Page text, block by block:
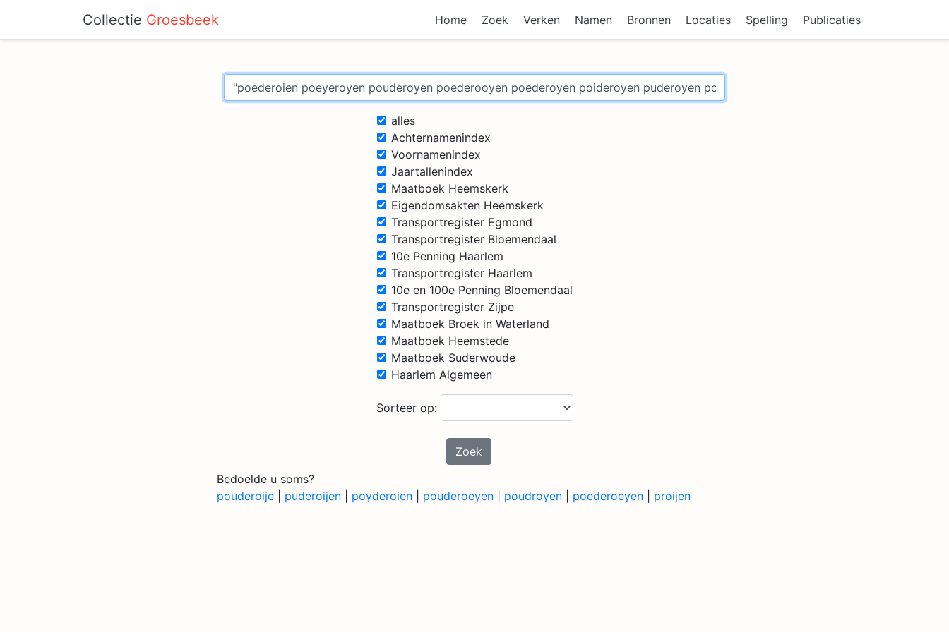
Collectie Groesbeek Home Zoek Verken Namen Bronnen Locaties Spelling Publicaties
alles
Achternamenindex
Voornamenindex
Jaartallenindex
Maatboek Heemskerk
Eigendomsakten Heemskerk
Transportregister Egmond
Transportregister Bloemendaal
10e Penning Haarlem
Transportregister Haarlem
10e en 100e Penning Bloemendaal
Transportregister Zijpe
Maatboek Broek in Waterland
Maatboek Heemstede
Maatboek Suderwoude
Haarlem Algemeen
Sorteer op:
Zoek
Bedoelde u soms?
pouderoije
puderoijen poyderoien pouderoeyen poudroyen poederoeyen proijen